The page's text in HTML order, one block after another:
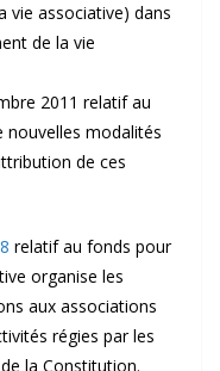
vie associative) dans
de la vie
2011 relatif au
modalités
de ces
relatif au fonds pour
organise les
aux associations
régies par les
la Constitution.